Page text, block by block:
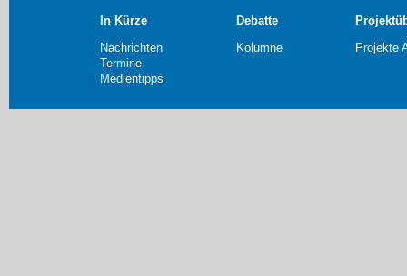
In Kürze
Nachrichten
Termine
Medientipps
Debatte
Kolumne
Projekte